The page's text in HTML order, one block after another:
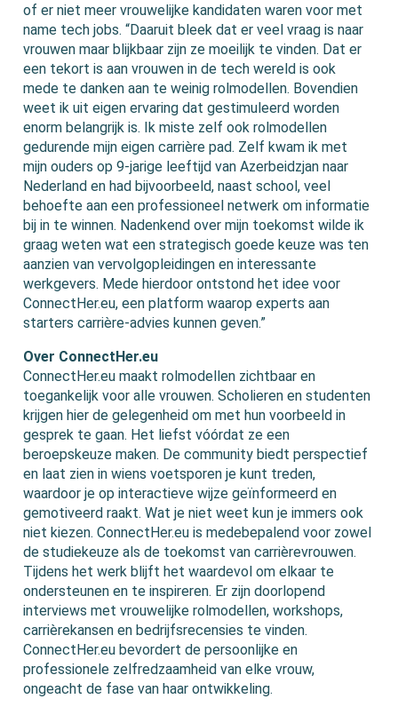
of er niet meer vrouwelijke kandidaten waren voor met
name tech jobs. “Daaruit bleek dat er veel vraag is naar
vrouwen maar blijkbaar zijn ze moeilijk te vinden. Dat er
een tekort is aan vrouwen in de tech wereld is ook
mede te danken aan te weinig rolmodellen. Bovendien
weet ik uit eigen ervaring dat gestimuleerd worden
enorm belangrijk is. Ik miste zelf ook rolmodellen
gedurende mijn eigen carrière pad. Zelf kwam ik met
mijn ouders op 9-jarige leeftijd van Azerbeidzjan naar
Nederland en had bijvoorbeeld, naast school, veel
behoefte aan een professioneel netwerk om informatie
bij in te winnen. Nadenkend over mijn toekomst wilde ik
graag weten wat een strategisch goede keuze was ten
aanzien van vervolgopleidingen en interessante
werkgevers. Mede hierdoor ontstond het idee voor
ConnectHer.eu, een platform waarop experts aan
starters carrière-advies kunnen geven.”
Over ConnectHer.eu
ConnectHer.eu maakt rolmodellen zichtbaar en
toegankelijk voor alle vrouwen. Scholieren en studenten
krijgen hier de gelegenheid om met hun voorbeeld in
gesprek te gaan. Het liefst vóórdat ze een
beroepskeuze maken. De community biedt perspectief
en laat zien in wiens voetsporen je kunt treden,
waardoor je op interactieve wijze geïnformeerd en
gemotiveerd raakt. Wat je niet weet kun je immers ook
niet kiezen. ConnectHer.eu is medebepalend voor zowel
de studiekeuze als de toekomst van carrièrevrouwen.
Tijdens het werk blijft het waardevol om elkaar te
ondersteunen en te inspireren. Er zijn doorlopend
interviews met vrouwelijke rolmodellen, workshops,
carrièrekansen en bedrijfsrecensies te vinden.
ConnectHer.eu bevordert de persoonlijke en
professionele zelfredzaamheid van elke vrouw,
ongeacht de fase van haar ontwikkeling.